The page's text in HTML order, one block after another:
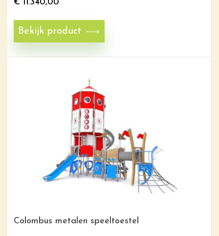
€ 11.340,00
Bekijk product
Colombus metalen speeltoestel